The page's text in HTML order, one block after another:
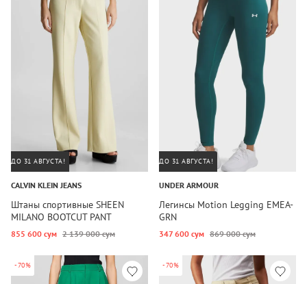
ДО 31 АВГУСТА!
CALVIN KLEIN JEANS
Штаны спортивные SHEEN
MILANO BOOTCUT PANT
855 600 сум 2 139 000 сум
ДО 31 АВГУСТА!
UNDER ARMOUR
Легинсы Motion Legging EMEA-
GRN
347 600 сум 869 000 сум
-70% -70%